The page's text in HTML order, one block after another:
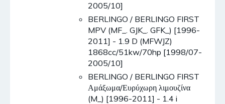
2005/10]
BERLINGO / BERLINGO FIRST
MPV (MF_. GJK_. GFK_) [1996-
2011] - 1.9 D (MFWJZ)
1868cc/51kw/70hp [1998/07-
2005/10]
BERLINGO / BERLINGO FIRST
Αμάξωμα/Ευρύχωρη λιμουζίνα
(M_) [1996-2011] - 1.4 i